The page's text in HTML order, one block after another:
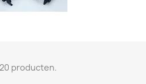
producten.